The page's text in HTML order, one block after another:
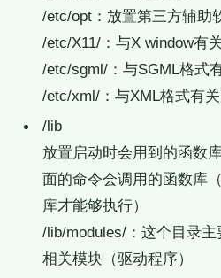
/etc/opt：放置第三方辅助
/etc/X11/：与X window有
/etc/sgml/：与SGML格式
/etc/xml/：与XML格式有
/lib
放置启动时会用到的函数
面的命令会调用的函数库
库才能够执行）
/lib/modules/：这个目录
相关模块（驱动程序）